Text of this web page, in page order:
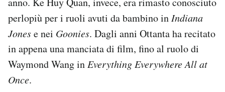
perlopiù per i ruoli avuti da bambino in Indiana
Jonese nei Goonies. Dagli anni Ottanta ha recitato
in appena una manciata di film, fino al ruolo di
Waymond Wang in Everything Everywhere All at
Once.